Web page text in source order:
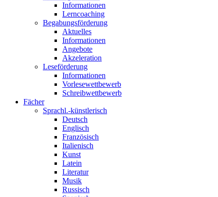
Informationen
Lerncoaching
Begabungsförderung
Aktuelles
Informationen
Angebote
Akzeleration
Leseförderung
Informationen
Vorlesewettbewerb
Schreibwettbewerb
Fächer
Sprachl.-künstlerisch
Deutsch
Englisch
Französisch
Italienisch
Kunst
Latein
Literatur
Musik
Russisch